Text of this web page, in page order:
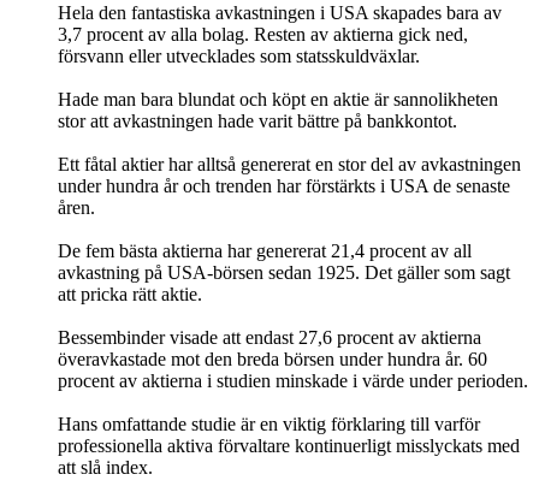
Hela den fantastiska avkastningen i USA skapades bara av
3,7 procent av alla bolag. Resten av aktierna gick ned,
försvann eller utvecklades som statsskuldväxlar.
Hade man bara blundat och köpt en aktie är sannolikheten
stor att avkastningen hade varit bättre på bankkontot.
Ett fåtal aktier har alltså genererat en stor del av avkastningen
under hundra år och trenden har förstärkts i USA de senaste
åren.
De fem bästa aktierna har genererat 21,4 procent av all
avkastning på USA-börsen sedan 1925. Det gäller som sagt
att pricka rätt aktie.
Bessembinder visade att endast 27,6 procent av aktierna
överavkastade mot den breda börsen under hundra år. 60
procent av aktierna i studien minskade i värde under perioden.
Hans omfattande studie är en viktig förklaring till varför
professionella aktiva förvaltare kontinuerligt misslyckats med
att slå index.